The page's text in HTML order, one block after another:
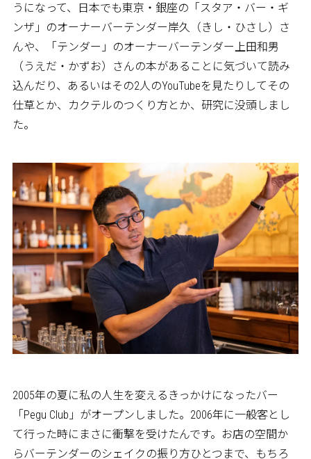
うになって、日本でも東京・銀座の「スタア・バー・ギ
ンザ」のオーナーバーテンダー岸久（きし・ひさし）さ
んや、「テンダー」のオーナーバーテンダー上田和男
（うえだ・かずお）さんの本があることに気づいて読み
込んだり、あるいはその2人のYouTubeを見たりしてその
仕草とか、カクテルのつくり方とか、研究に没頭しまし
た。
2005年の夏に私の人生を変えるきっかけになったバー
「Pegu Club」がオープンしました。2006年に一般客とし
て行った時にまさに衝撃を受けたんです。お店の空間か
らバーテンダーのシェイクの振り方ひとつまで、もちろ